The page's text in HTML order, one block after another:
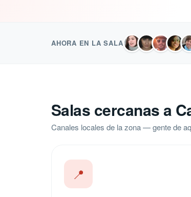
AHORA EN LA SALA
Salas cercanas a
Canales locales de la zona — gente de
📍